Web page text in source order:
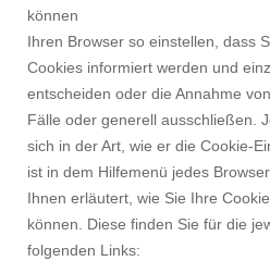
können
Ihren Browser so einstellen, dass
Cookies informiert werden und
entscheiden oder die Annahme
Fälle oder generell ausschließen.
sich in der Art, wie er die Cookie-
ist in dem Hilfemenü jedes
Ihnen erläutert, wie Sie Ihre
können. Diese finden Sie für die
folgenden Links: